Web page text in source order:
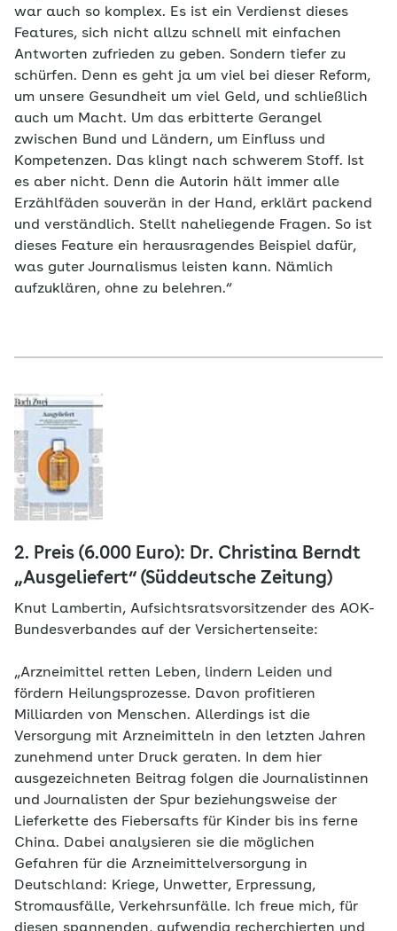
war auch so komplex. Es ist ein Verdienst dieses
Features, sich nicht allzu schnell mit einfachen
Antworten zufrieden zu geben. Sondern tiefer zu
schürfen. Denn es geht ja um viel bei dieser Reform,
um unsere Gesundheit um viel Geld, und schließlich
auch um Macht. Um das erbitterte Gerangel
zwischen Bund und Ländern, um Einfluss und
Kompetenzen. Das klingt nach schwerem Stoff. Ist
es aber nicht. Denn die Autorin hält immer alle
Erzählfäden souverän in der Hand, erklärt packend
und verständlich. Stellt naheliegende Fragen. So ist
dieses Feature ein herausragendes Beispiel dafür,
was guter Journalismus leisten kann. Nämlich
aufzuklären, ohne zu belehren.“
2. Preis (6.000 Euro): Dr. Christina Berndt
„Ausgeliefert“ (Süddeutsche Zeitung)
Knut Lambertin, Aufsichtsratsvorsitzender des AOK-
Bundesverbandes auf der Versichertenseite:
„Arzneimittel retten Leben, lindern Leiden und
fördern Heilungsprozesse. Davon profitieren
Milliarden von Menschen. Allerdings ist die
Versorgung mit Arzneimitteln in den letzten Jahren
zunehmend unter Druck geraten. In dem hier
ausgezeichneten Beitrag folgen die Journalistinnen
und Journalisten der Spur beziehungsweise der
Lieferkette des Fiebersafts für Kinder bis ins ferne
China. Dabei analysieren sie die möglichen
Gefahren für die Arzneimittelversorgung in
Deutschland: Kriege, Unwetter, Erpressung,
Stromausfälle, Verkehrsunfälle. Ich freue mich, für